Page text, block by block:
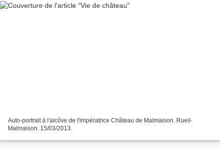
Auto-portrait à l'alcôve de l'impératrice Château de Malmaison. Rueil-
Malmaison. 15/03/2013.